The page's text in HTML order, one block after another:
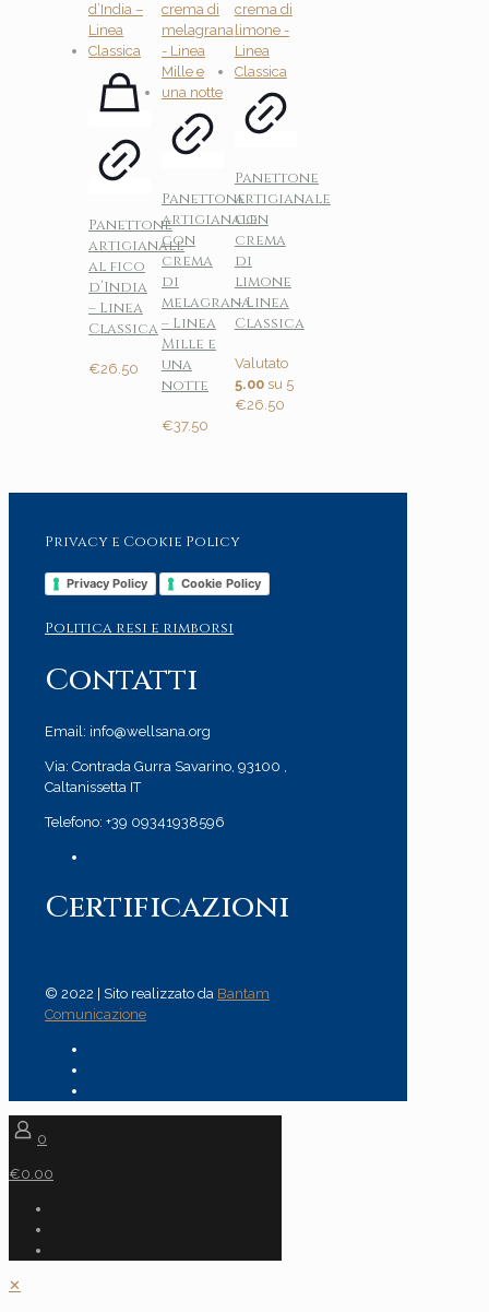
Panettone
artigianale
al fico
d’India
– Linea
Classica
€26.50
Panettone
artigianale
con
crema
di
melagrana
– Linea
Mille e
una
notte
€37.50
Panettone
artigianale
con
crema
di
limone
– Linea
Classica
Valutato
5.00su 5
€26.50
Privacy e Cookie Policy
Privacy Policy Cookie Policy
Politica resi e rimborsi
Contatti
Email: info@wellsana.org
Via: Contrada Gurra Savarino, 93100 ,
Caltanissetta IT
Telefono: +39 09341938596
Certificazioni
© 2022 | Sito realizzato da Bantam
Comunicazione
0
€0.00
✕